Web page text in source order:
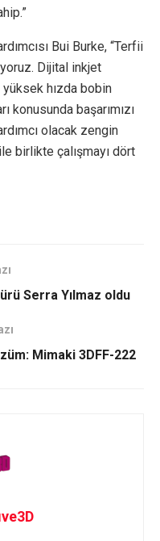
Bui Burke, “Terfii
Dijital inkjet
hızda bobin
konusunda başarımızı
olacak zengin
birlikte çalışmayı dört
Serra Yılmaz oldu
Mimaki 3DFF-222